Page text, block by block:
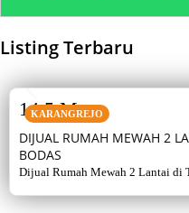
Listing Terbaru
KARANGREJO
DIJUAL RUMAH MEWAH 2
BODAS
Dijual Rumah Mewah 2 Lantai di
listrik 5500 watt, air artetis.
14,5 M